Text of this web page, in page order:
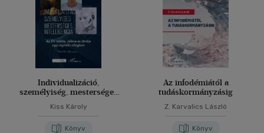
Individualizáció,
személyiség, mesterséges
Kiss Károly
Könyv
Az infodémiától a
tudáskormányzásig
Z. Karvalics László
Könyv